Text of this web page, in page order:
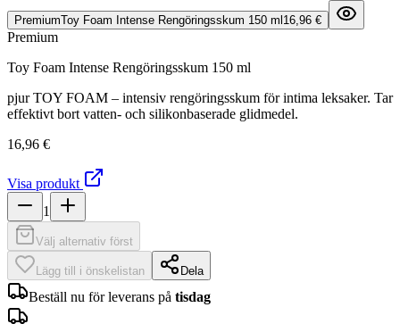
PremiumToy Foam Intense Rengöringsskum 150 ml 16,96 €
Premium
Toy Foam Intense Rengöringsskum 150 ml
pjur TOY FOAM – intensiv rengöringsskum för intima leksaker. Tar
effektivt bort vatten- och silikonbaserade glidmedel.
16,96 €
Visa produkt
1
Välj alternativ först
Lägg till i önskelistan Dela
Beställ nu för leverans på tisdag